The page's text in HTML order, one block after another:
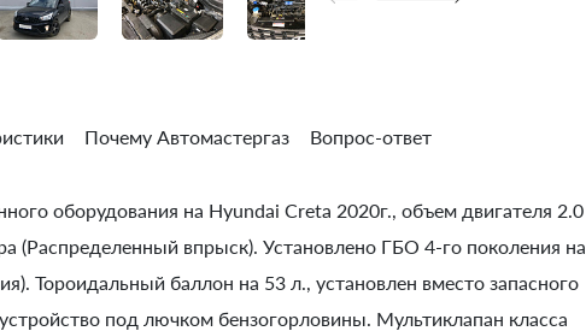
Почему Автомастергаз Вопрос-ответ
оборудования на Hyundai Creta 2020г., объем двигателя 2.0
(Распределенный впрыск). Установлено ГБО 4-го поколения на
Тороидальный баллон на 53 л., установлен вместо запасного
под лючком бензогорловины. Мультиклапан класса